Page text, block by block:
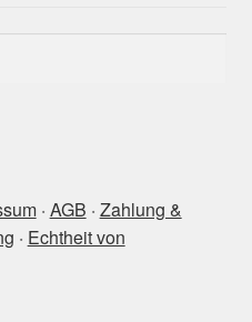
‧ AGB ‧ Zahlung &
‧ Echtheit von